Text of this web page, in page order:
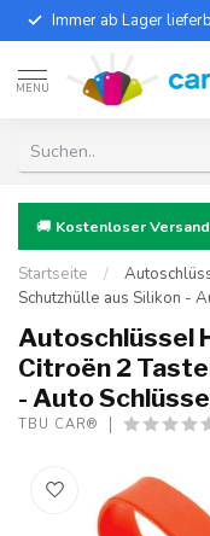
Immer ab Lager
MENU
🚚 Kostenloser Versand
Startseite /
Schutzhülle aus Silikon -
Autoschlüssel
Citroën 2
- Auto
TBU CAR®